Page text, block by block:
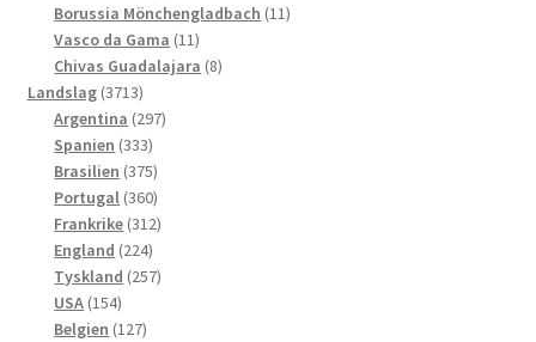
produkter
Borussia Mönchengladbach 1111
Vasco da Gama 1111
produkter
Chivas Guadalajara 88
Landslag 37133713
produkter
Argentina 297297
Spanien 333333
produkter
Brasilien 375375
produkter
Portugal 360360
produkter
Frankrike 312312
England 224224
produkter
Tyskland 257257
USA 154154
produkter
Belgien 127127